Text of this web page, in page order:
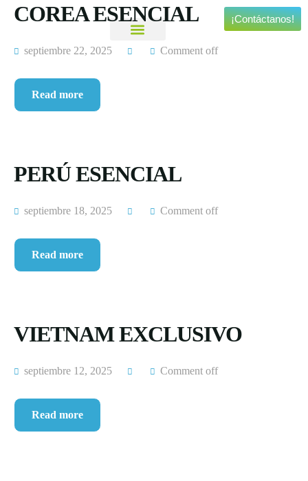
¡Contáctanos!
COREA ESENCIAL
septiembre 22, 2025 Comment off
Read more
PERÚ ESENCIAL
septiembre 18, 2025 Comment off
Read more
VIETNAM EXCLUSIVO
septiembre 12, 2025 Comment off
Read more